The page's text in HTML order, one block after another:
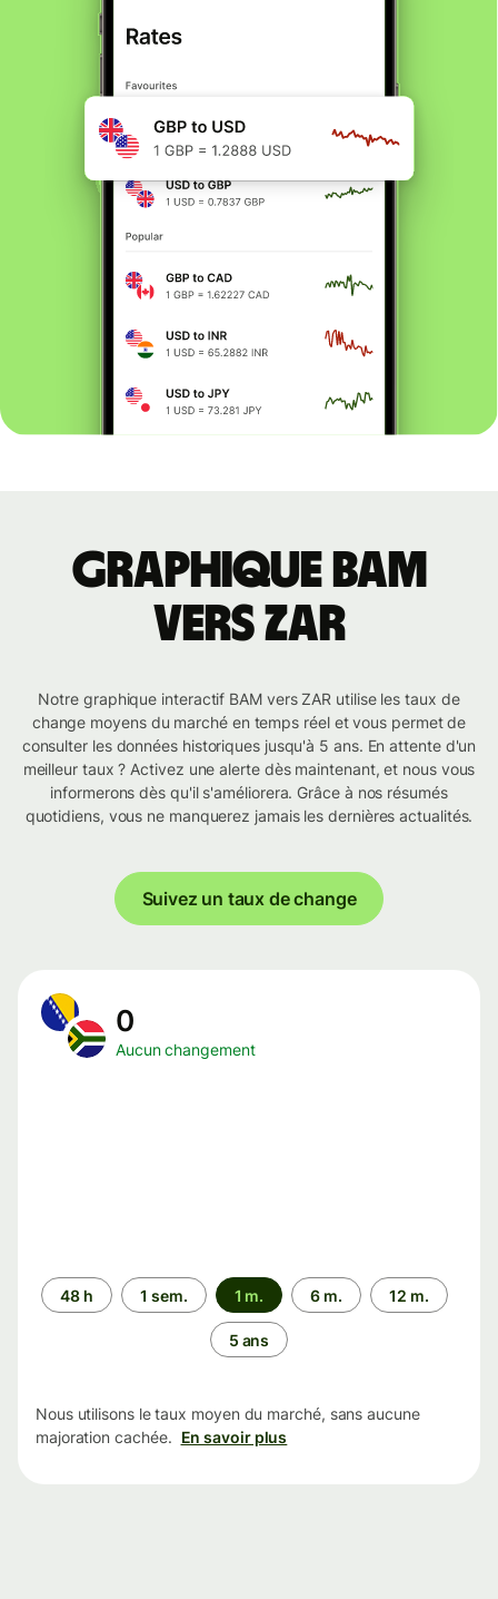
Graphique BAM
vers ZAR
Notre graphique interactif BAM vers ZAR utilise les taux de
change moyens du marché en temps réel et vous permet de
consulter les données historiques jusqu'à 5 ans. En attente d'un
meilleur taux ? Activez une alerte dès maintenant, et nous vous
informerons dès qu'il s'améliorera. Grâce à nos résumés
quotidiens, vous ne manquerez jamais les dernières actualités.
Suivez un taux de change
0
Aucun changement
Période
48 h 1 sem. 1 m. 6 m. 12 m.
5 ans
Nous utilisons le taux moyen du marché, sans aucune
majoration cachée. En savoir plus